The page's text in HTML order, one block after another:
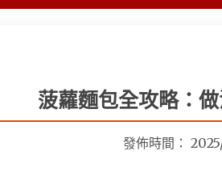
菠蘿麵包全攻略：
發佈時間：